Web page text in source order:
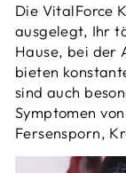
Die VitalForce
ausgelegt, Ihr
Hause, bei der
bieten
sind auch
Symptomen
Fersensporn,